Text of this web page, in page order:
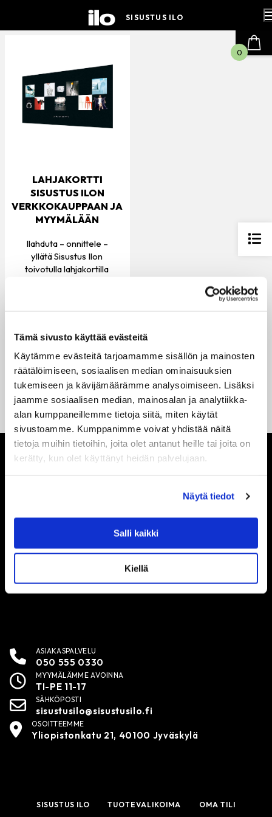
Tämä sivusto käyttää evästeitä
Käytämme evästeitä tarjoamamme sisällön ja mainosten
räätälöimiseen, sosiaalisen median ominaisuuksien
tukemiseen ja kävijämäärämme analysoimiseen. Lisäksi
jaamme sosiaalisen median, mainosalan ja analytiikka-
alan kumppaneillemme tietoja siitä, miten käytät
sivustoamme. Kumppanimme voivat yhdistää näitä
tietoja muihin tietoihin, joita olet antanut heille tai joita on
kerätty, kun olet käyttänyt heidän palvelujaan.
Näytä tiedot
Salli kaikki
Kiellä
SISUSTUS ILO
LAHJAKORTTI
SISUSTUS ILON
VERKKOKAUPPAAN JA
MYYMÄLÄÄN
Ilahduta – onnittele –
yllätä Sisustus Ilon
toivotulla lahjakortilla
Näytä lisää
SISUSTUS ILO
Kotimainen palveleva sisustusverkkokauppa – nopeat
ASIAKASPALVELU
050 555 0330
MYYMÄLÄMME AVOINNA
TI-PE 11-17
SÄHKÖPOSTI
sisustusilo@sisustusilo.fi
OSOITTEEMME
Yliopistonkatu 21, 40100 Jyväskylä
SISUSTUS ILO TUOTEVALIKOIMA OMA TILI
0